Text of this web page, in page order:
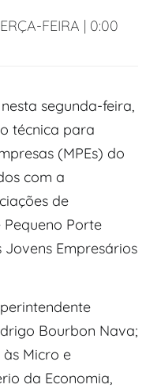
FEIRA | 0:00
segunda-feira,
técnica para
(MPEs) do
com a
de
Pequeno Porte
Empresários
Bourbon Nava;
Micro e
da Economia,